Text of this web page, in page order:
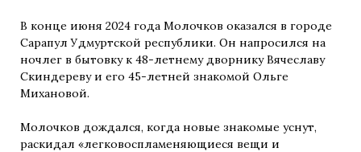
В конце июня 2024 года Молочков оказался в городе
Сарапул Удмуртской республики. Он напросился на
ночлег в бытовку к 48-летнему дворнику Вячеславу
Скиндереву и его 45-летней знакомой Ольге
Михановой.
Молочков дождался, когда новые знакомые уснут,
раскидал «легковоспламеняющиеся вещи и